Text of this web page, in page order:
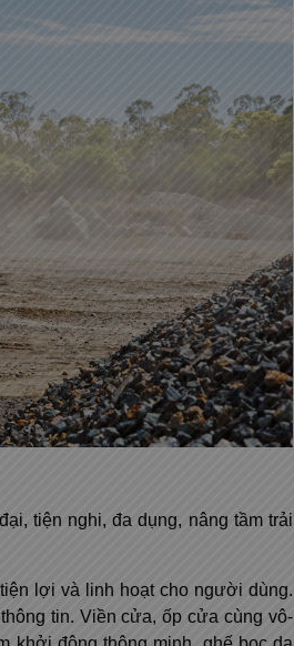
tiện nghi, đa dụng, nâng tầm trải
lợi và linh hoạt cho người dùng.
tin. Viền cửa, ốp cửa cùng vô-